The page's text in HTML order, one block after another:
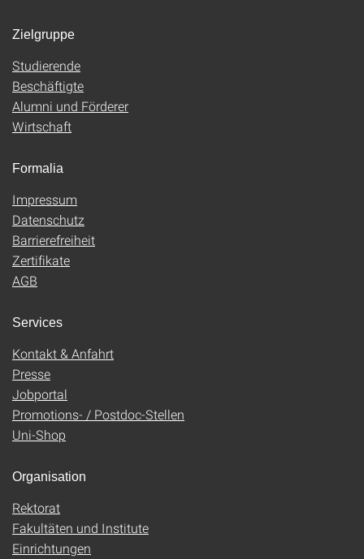
Zielgruppe
Studierende
Beschäftigte
Alumni und Förderer
Wirtschaft
Formalia
Impressum
Datenschutz
Barrierefreiheit
Zertifikate
AGB
Services
Kontakt & Anfahrt
Presse
Jobportal
Promotions- / Postdoc-Stellen
Uni-Shop
Organisation
Rektorat
Fakultäten und Institute
Einrichtungen